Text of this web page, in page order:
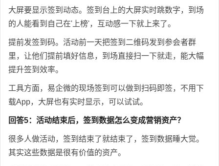
大屏要显示签到动态。签到台上的大屏实时跳数字，到场
的人能看到自己在'上榜'，互动感一下就上来了。
提前发签到码。活动前一天把签到二维码发到参会者群
里，让他们提前填好信息，到场直接扫一下就走，能大幅
提升签到效率。
工具方面，易企微的现场签到可以做到扫码即签，不用下
载App，大屏也有实时显示，可以试试。
回答5：活动结束后，签到数据怎么变成营销资产？
很多人做活动，签到结束了就结束了，签到数据睡大觉。
其实这些数据是很有价值的资产。